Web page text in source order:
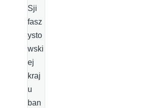
Sji
fasz
ysto
wski
ej
kraj
u
ban